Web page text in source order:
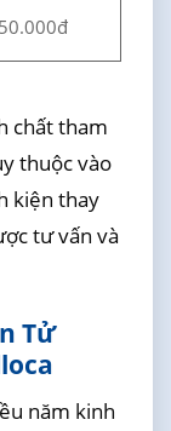
chất tham
thuộc vào
kiện thay
tư vấn và
Tử
năm kinh